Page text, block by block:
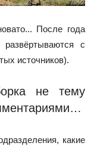
После года
с
источников).
не тему
какие